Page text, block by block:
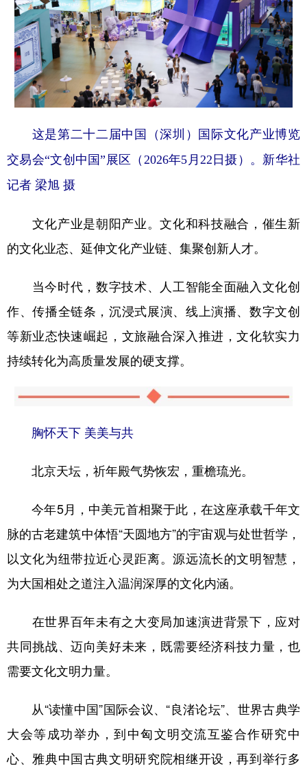
这是第二十二届中国（深圳）国际文化产业博览
交易会“文创中国”展区（2026年5月22日摄）。新华社
记者 梁旭 摄
文化产业是朝阳产业。文化和科技融合，催生新
的文化业态、延伸文化产业链、集聚创新人才。
当今时代，数字技术、人工智能全面融入文化创
作、传播全链条，沉浸式展演、线上演播、数字文创
等新业态快速崛起，文旅融合深入推进，文化软实力
持续转化为高质量发展的硬支撑。
胸怀天下 美美与共
北京天坛，祈年殿气势恢宏，重檐琉光。
今年5月，中美元首相聚于此，在这座承载千年文
脉的古老建筑中体悟“天圆地方”的宇宙观与处世哲学，
以文化为纽带拉近心灵距离。源远流长的文明智慧，
为大国相处之道注入温润深厚的文化内涵。
在世界百年未有之大变局加速演进背景下，应对
共同挑战、迈向美好未来，既需要经济科技力量，也
需要文化文明力量。
从“读懂中国”国际会议、“良渚论坛”、世界古典学
大会等成功举办，到中匈文明交流互鉴合作研究中
心、雅典中国古典文明研究院相继开设，再到举行多